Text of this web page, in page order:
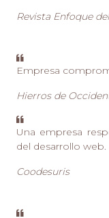
Revista Enfoque
Empresa
Hierros de
Una empresa
del desarrollo web.
Coodesuris